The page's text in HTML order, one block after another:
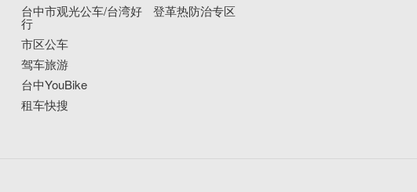
台中市观光公车/台湾好
行
市区公车
驾车旅游
台中YouBike
租车快搜
登革热防治专区